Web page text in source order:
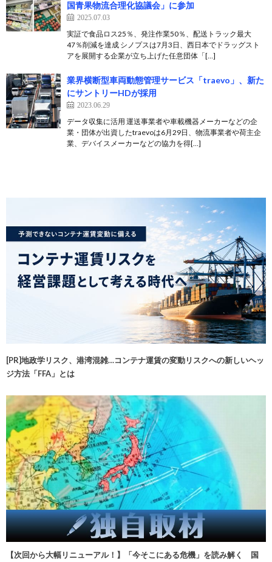
国青果物流合理化協議会」に参加
2025.07.03
実証で食品ロス25％、発注作業50％、配送トラック最大
47％削減を達成 シノプスは7月3日、西日本でドラッグスト
アを展開する企業が立ち上げた任意団体「[…]
業界横断型車両動態管理サービス「traevo」、新た
にサントリーHDが採用
2023.06.29
データ収集に活用 運送事業者や車載機器メーカーなどの企
業・団体が出資したtraevoは6月29日、物流事業者や荷主企
業、デバイスメーカーなどの協力を得[…]
[PR]地政学リスク、港湾混雑…コンテナ運賃の変動リスクへの新しいヘッ
ジ方法「FFA」とは
【次回から大幅リニューアル！】「今そこにある危機」を読み解く 国